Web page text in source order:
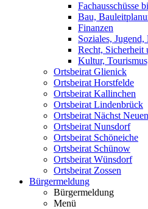
Fachausschüsse
Bau,
Finanzen
Soziales,
Recht, Sicherheit
Kultur,
Ortsbeirat Glienick
Ortsbeirat Horstfelde
Ortsbeirat Kallinchen
Ortsbeirat Lindenbrück
Ortsbeirat Nächst
Ortsbeirat Nunsdorf
Ortsbeirat Schöneiche
Ortsbeirat Schünow
Ortsbeirat Wünsdorf
Ortsbeirat Zossen
Bürgermeldung
Bürgermeldung
Menü